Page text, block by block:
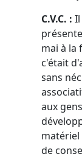
C.V.C. :
mai à la
c'était
sans
aux
matériel
de